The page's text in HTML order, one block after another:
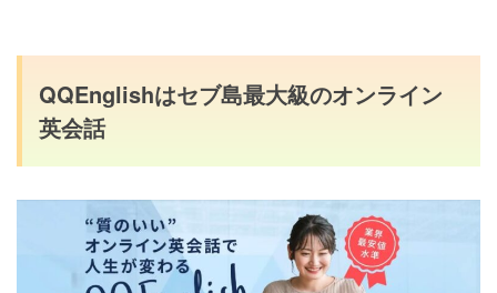
QQEnglishはセブ島最大級のオンライン
英会話